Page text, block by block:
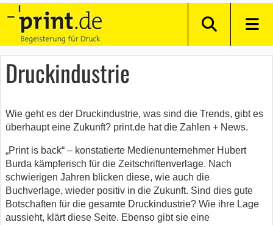
Druckindustrie
Wie geht es der Druckindustrie, was sind die Trends, gibt es
überhaupt eine Zukunft? print.de hat die Zahlen + News.
„Print is back“ – konstatierte Medienunternehmer Hubert
Burda kämpferisch für die Zeitschriftenverlage. Nach
schwierigen Jahren blicken diese, wie auch die
Buchverlage, wieder positiv in die Zukunft. Sind dies gute
Botschaften für die gesamte Druckindustrie? Wie ihre Lage
aussieht, klärt diese Seite. Ebenso gibt sie eine